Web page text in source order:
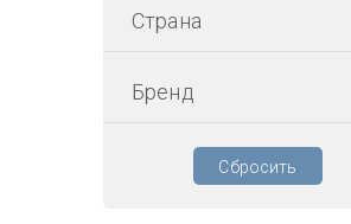
Страна
Бренд
Сбросить